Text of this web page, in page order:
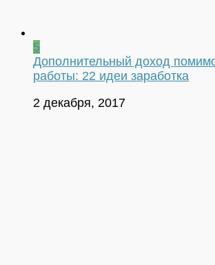
5
Дополнительный доход
работы: 22 идеи заработка
2 декабря, 2017